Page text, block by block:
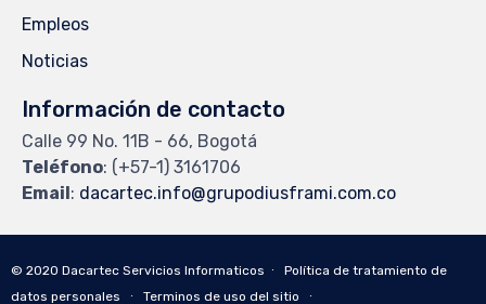
Empleos
Noticias
Información de contacto
Calle 99 No. 11B - 66, Bogotá
Teléfono: (+57-1) 3161706
Email : dacartec.info@grupodiusframi.com.co
© 2020 Dacartec Servicios Informaticos ∙ Política de tratamiento de
datos personales ∙ Terminos de uso del sitio ∙